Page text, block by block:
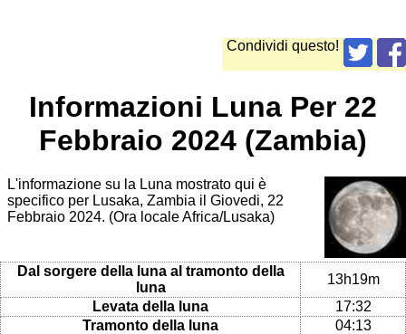
Condividi questo!
Informazioni Luna Per 22
Febbraio 2024 (Zambia)
L'informazione su la Luna mostrato qui è
specifico per Lusaka, Zambia il Giovedi, 22
Febbraio 2024. (Ora locale Africa/Lusaka)
Dal sorgere della luna al tramonto della
luna
13h19m
Levata della luna
17:32
Tramonto della luna
04:13